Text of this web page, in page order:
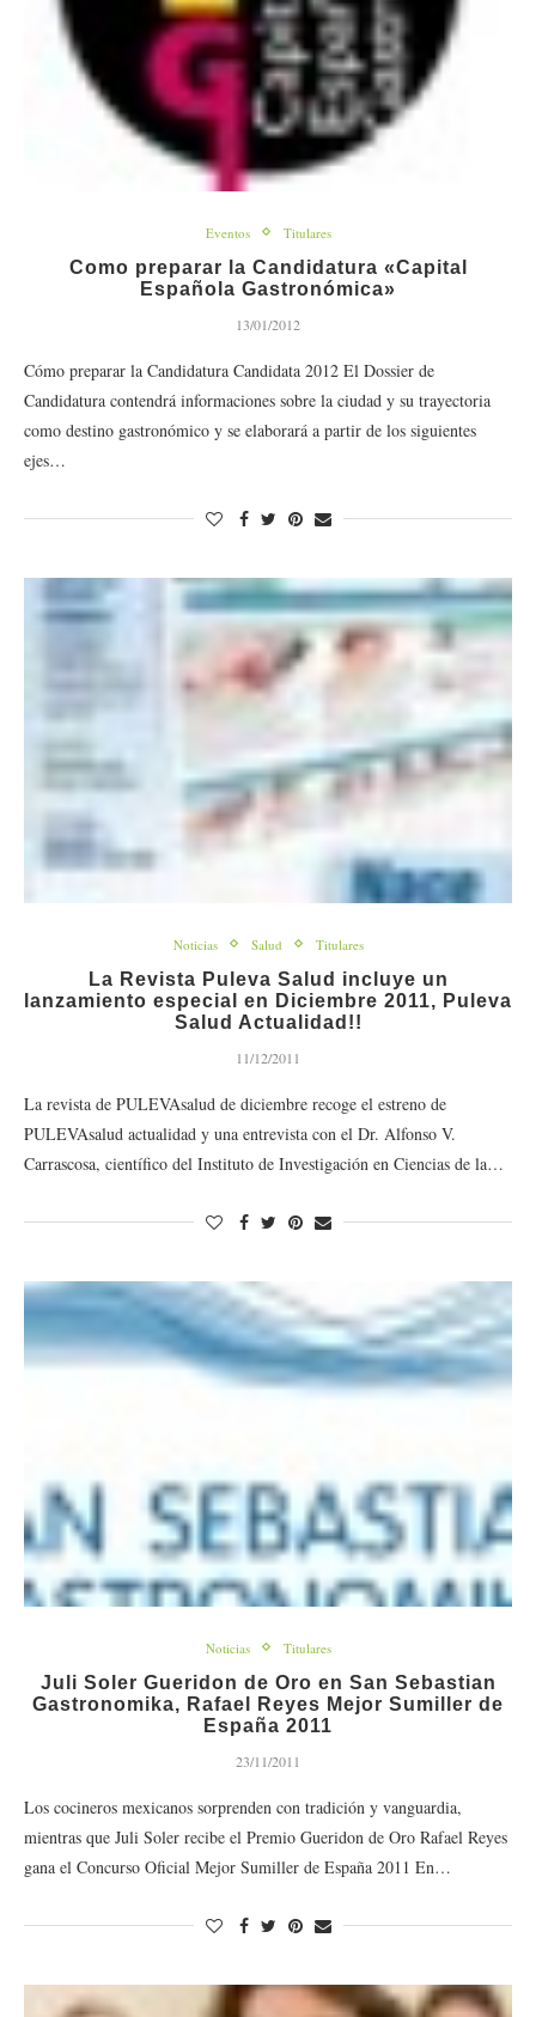
Eventos Titulares
Como preparar la Candidatura «Capital
Española Gastronómica»
13/01/2012
Cómo preparar la Candidatura Candidata 2012 El Dossier de
Candidatura contendrá informaciones sobre la ciudad y su trayectoria
como destino gastronómico y se elaborará a partir de los siguientes
ejes…
Noticias Salud Titulares
La Revista Puleva Salud incluye un
lanzamiento especial en Diciembre 2011, Puleva
Salud Actualidad!!
11/12/2011
La revista de PULEVAsalud de diciembre recoge el estreno de
PULEVAsalud actualidad y una entrevista con el Dr. Alfonso V.
Carrascosa, científico del Instituto de Investigación en Ciencias de la…
Noticias Titulares
Juli Soler Gueridon de Oro en San Sebastian
Gastronomika, Rafael Reyes Mejor Sumiller de
España 2011
23/11/2011
Los cocineros mexicanos sorprenden con tradición y vanguardia,
mientras que Juli Soler recibe el Premio Gueridon de Oro Rafael Reyes
gana el Concurso Oficial Mejor Sumiller de España 2011 En…